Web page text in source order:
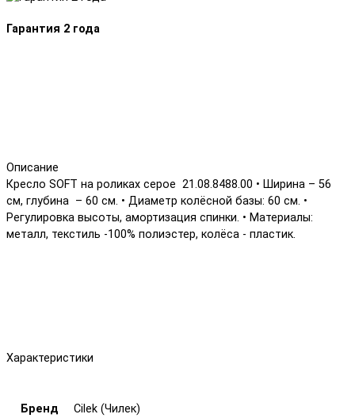
Гарантия 2 года
Описание
Кресло SOFT на роликах серое 21.08.8488.00 • Ширина – 56
см, глубина – 60 см. • Диаметр колёсной базы: 60 см. •
Регулировка высоты, амортизация спинки. • Материалы:
металл, текстиль -100% полиэстер, колёса - пластик.
Характеристики
Бренд
Cilek (Чилек)